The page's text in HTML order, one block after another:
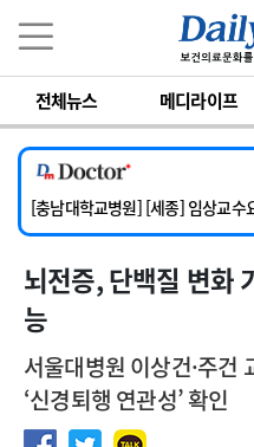
전체뉴스 메디라이프
[단국대학교병원] 임상전담교원
[해운대부민병원] [해운대] 2026
[서울아산병원] 건강증진센터 소화
[이대서울병원] 정형외과 일반의
[단국대학교병원] 임상전담교원
[해운대부민병원] [해운대] 2026년
뇌전증, 단백질 변화
능
서울대병원 이상건·주건
‘신경퇴행 연관성’ 확인